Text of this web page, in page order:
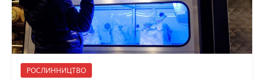
РОСЛИННИЦТВО